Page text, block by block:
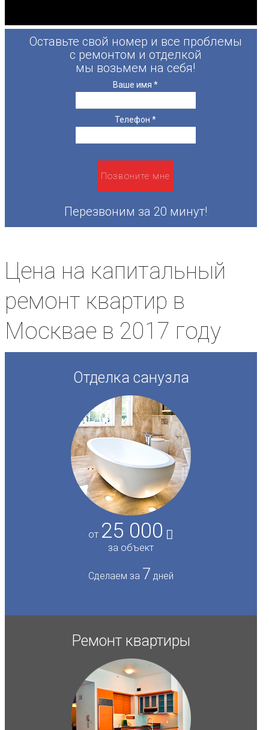
Оставьте свой номер и все проблемы
с ремонтом и отделкой
мы возьмем на себя!
Ваше имя *
Телефон *
Перезвоним за 20 минут!
Цена на капитальный
ремонт квартир в
Москвае в 2017 году
Отделка санузла
от 25 000
за объект
Сделаем за 7 дней
Ремонт квартиры